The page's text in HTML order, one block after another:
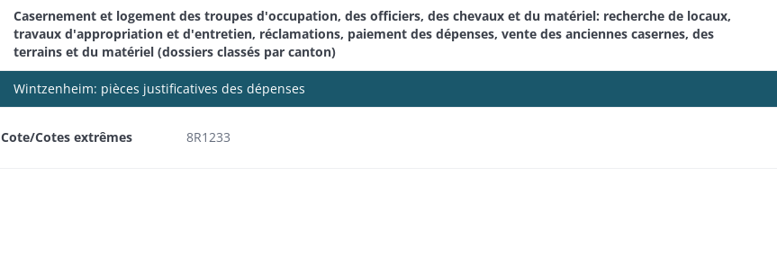
Casernement et logement des troupes d'occupation, des officiers, des chevaux et du matériel: recherche de locaux,
travaux d'appropriation et d'entretien, réclamations, paiement des dépenses, vente des anciennes casernes, des
terrains et du matériel (dossiers classés par canton)
Wintzenheim: pièces justificatives des dépenses
Cote/Cotes extrêmes 8R1233